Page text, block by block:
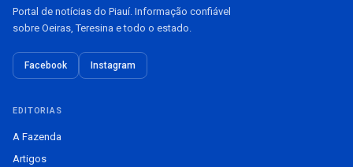
Portal de notícias do Piauí. Informação confiável
sobre Oeiras, Teresina e todo o estado.
Facebook Instagram
EDITORIAS
A Fazenda
Artigos